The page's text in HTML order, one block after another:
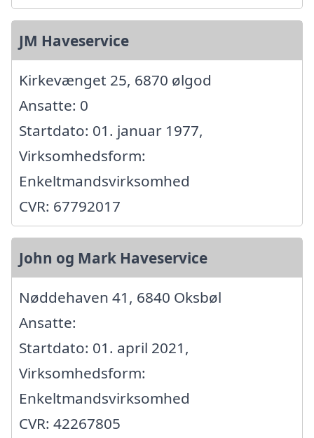
JM Haveservice
Kirkevænget 25, 6870 ølgod
Ansatte: 0
Startdato: 01. januar 1977,
Virksomhedsform:
Enkeltmandsvirksomhed
CVR: 67792017
John og Mark Haveservice
Nøddehaven 41, 6840 Oksbøl
Ansatte:
Startdato: 01. april 2021,
Virksomhedsform:
Enkeltmandsvirksomhed
CVR: 42267805